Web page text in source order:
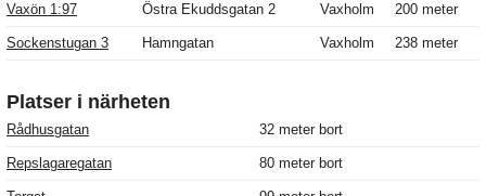
Vaxön 1:97 Östra Ekuddsgatan 2 Vaxholm 200 meter
Sockenstugan 3 Hamngatan Vaxholm 238 meter
Platser i närheten
Rådhusgatan 32 meter bort
Repslagaregatan 80 meter bort